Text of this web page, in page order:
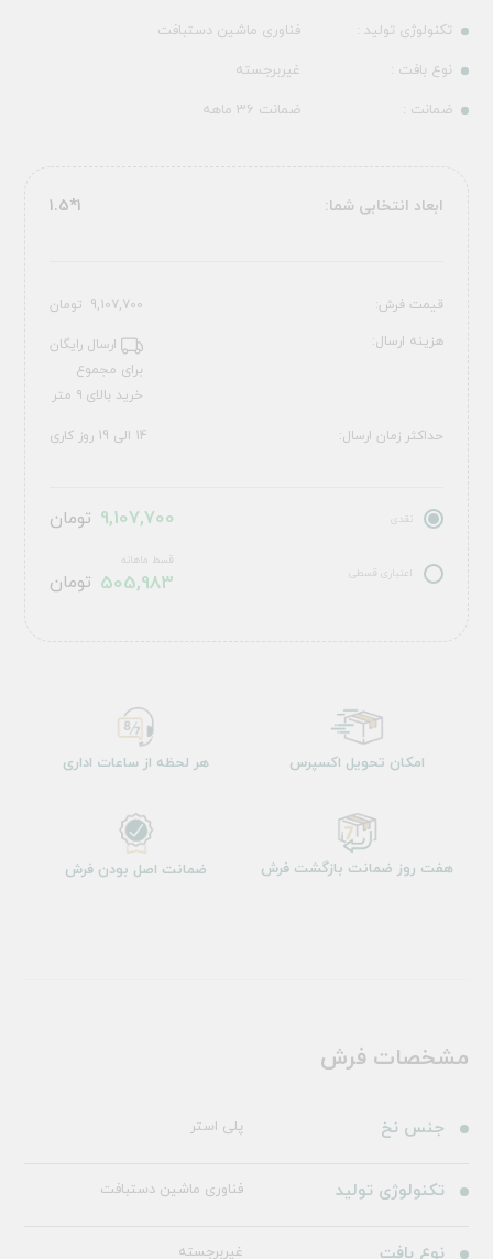
تکنولوژی تولید :
فناوری ماشین دستبافت
نوع بافت :
غیربرجسته
ضمانت :
ضمانت 36 ماهه
ابعاد انتخابی شما: 1*1.5
قیمت فرش: 9,107,700 تومان
هزینه ارسال:
ارسال رایگان
برای مجموع
خرید بالای ۹ متر
حداکثر زمان ارسال: 14 الی 19 روز کاری
نقدی 9,107,700 تومان
اعتباری قسطی
قسط ماهانه
505,983 تومان
امکان تحویل اکسپرس هر لحظه از ساعات اداری
هفت روز ضمانت بازگشت فرش ضمانت اصل بودن فرش
مشخصات فرش
جنس نخ پلی استر
تکنولوژی تولید فناوری ماشین دستبافت
نوع بافت غیربرجسته